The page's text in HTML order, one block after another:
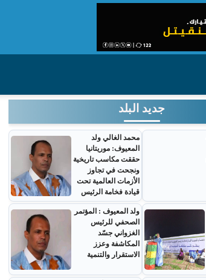
جديد البلد
محمد الغالي ولد
المعيوف: موريتانيا
حققت مكاسب تاريخية
ونجحت في تجاوز
الأزمات العالمية تحت
قيادة فخامة الرئيس
ولد المعيوف : المؤتمر
الصحفي للرئيس
الغزواني جسّد
المكاشفة وعزز
الاستقرار والتنمية